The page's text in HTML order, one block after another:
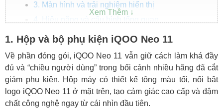
3. Màn hình và trải nghiệm hiển thị
5. Camera và trải nghiệm chụp ảnh
6. Pin và sạc: Trâu bò và tiện lợi
Kết luận: Vì sao nên chọn iQOO Neo 11 tại
HungMobile?
1. Hộp và bộ phụ kiện iQOO Neo 11
Về phần đóng gói, iQOO Neo 11 vẫn giữ cách làm khá đầy
đủ và “chiều người dùng” trong bối cảnh nhiều hãng đã cắt
giảm phụ kiện. Hộp máy có thiết kế tông màu tối, nổi bật
logo iQOO Neo 11 ở mặt trên, tạo cảm giác cao cấp và đậm
chất công nghệ ngay từ cái nhìn đầu tiên.